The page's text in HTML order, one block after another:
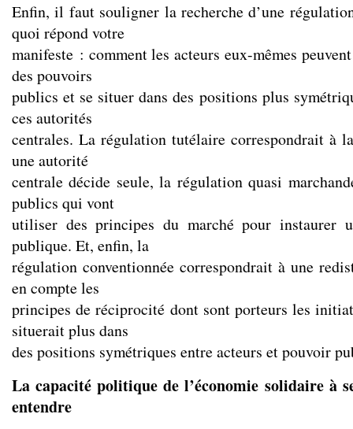
Enfin, il faut souligner la recherche d’une
quoi répond votre
manifeste : comment les acteurs eux-mêmes
des pouvoirs
publics et se situer dans des positions plus
ces autorités
centrales. La régulation tutélaire correspondrait à
une autorité
centrale décide seule, la régulation quasi
publics qui vont
utiliser des principes du marché pour instaurer
publique. Et, enfin, la
régulation conventionnée correspondrait à une
en compte les
principes de réciprocité dont sont porteurs les
situerait plus dans
des positions symétriques entre acteurs et pouvoir
La capacité politique de l’économie solidaire à
entendre